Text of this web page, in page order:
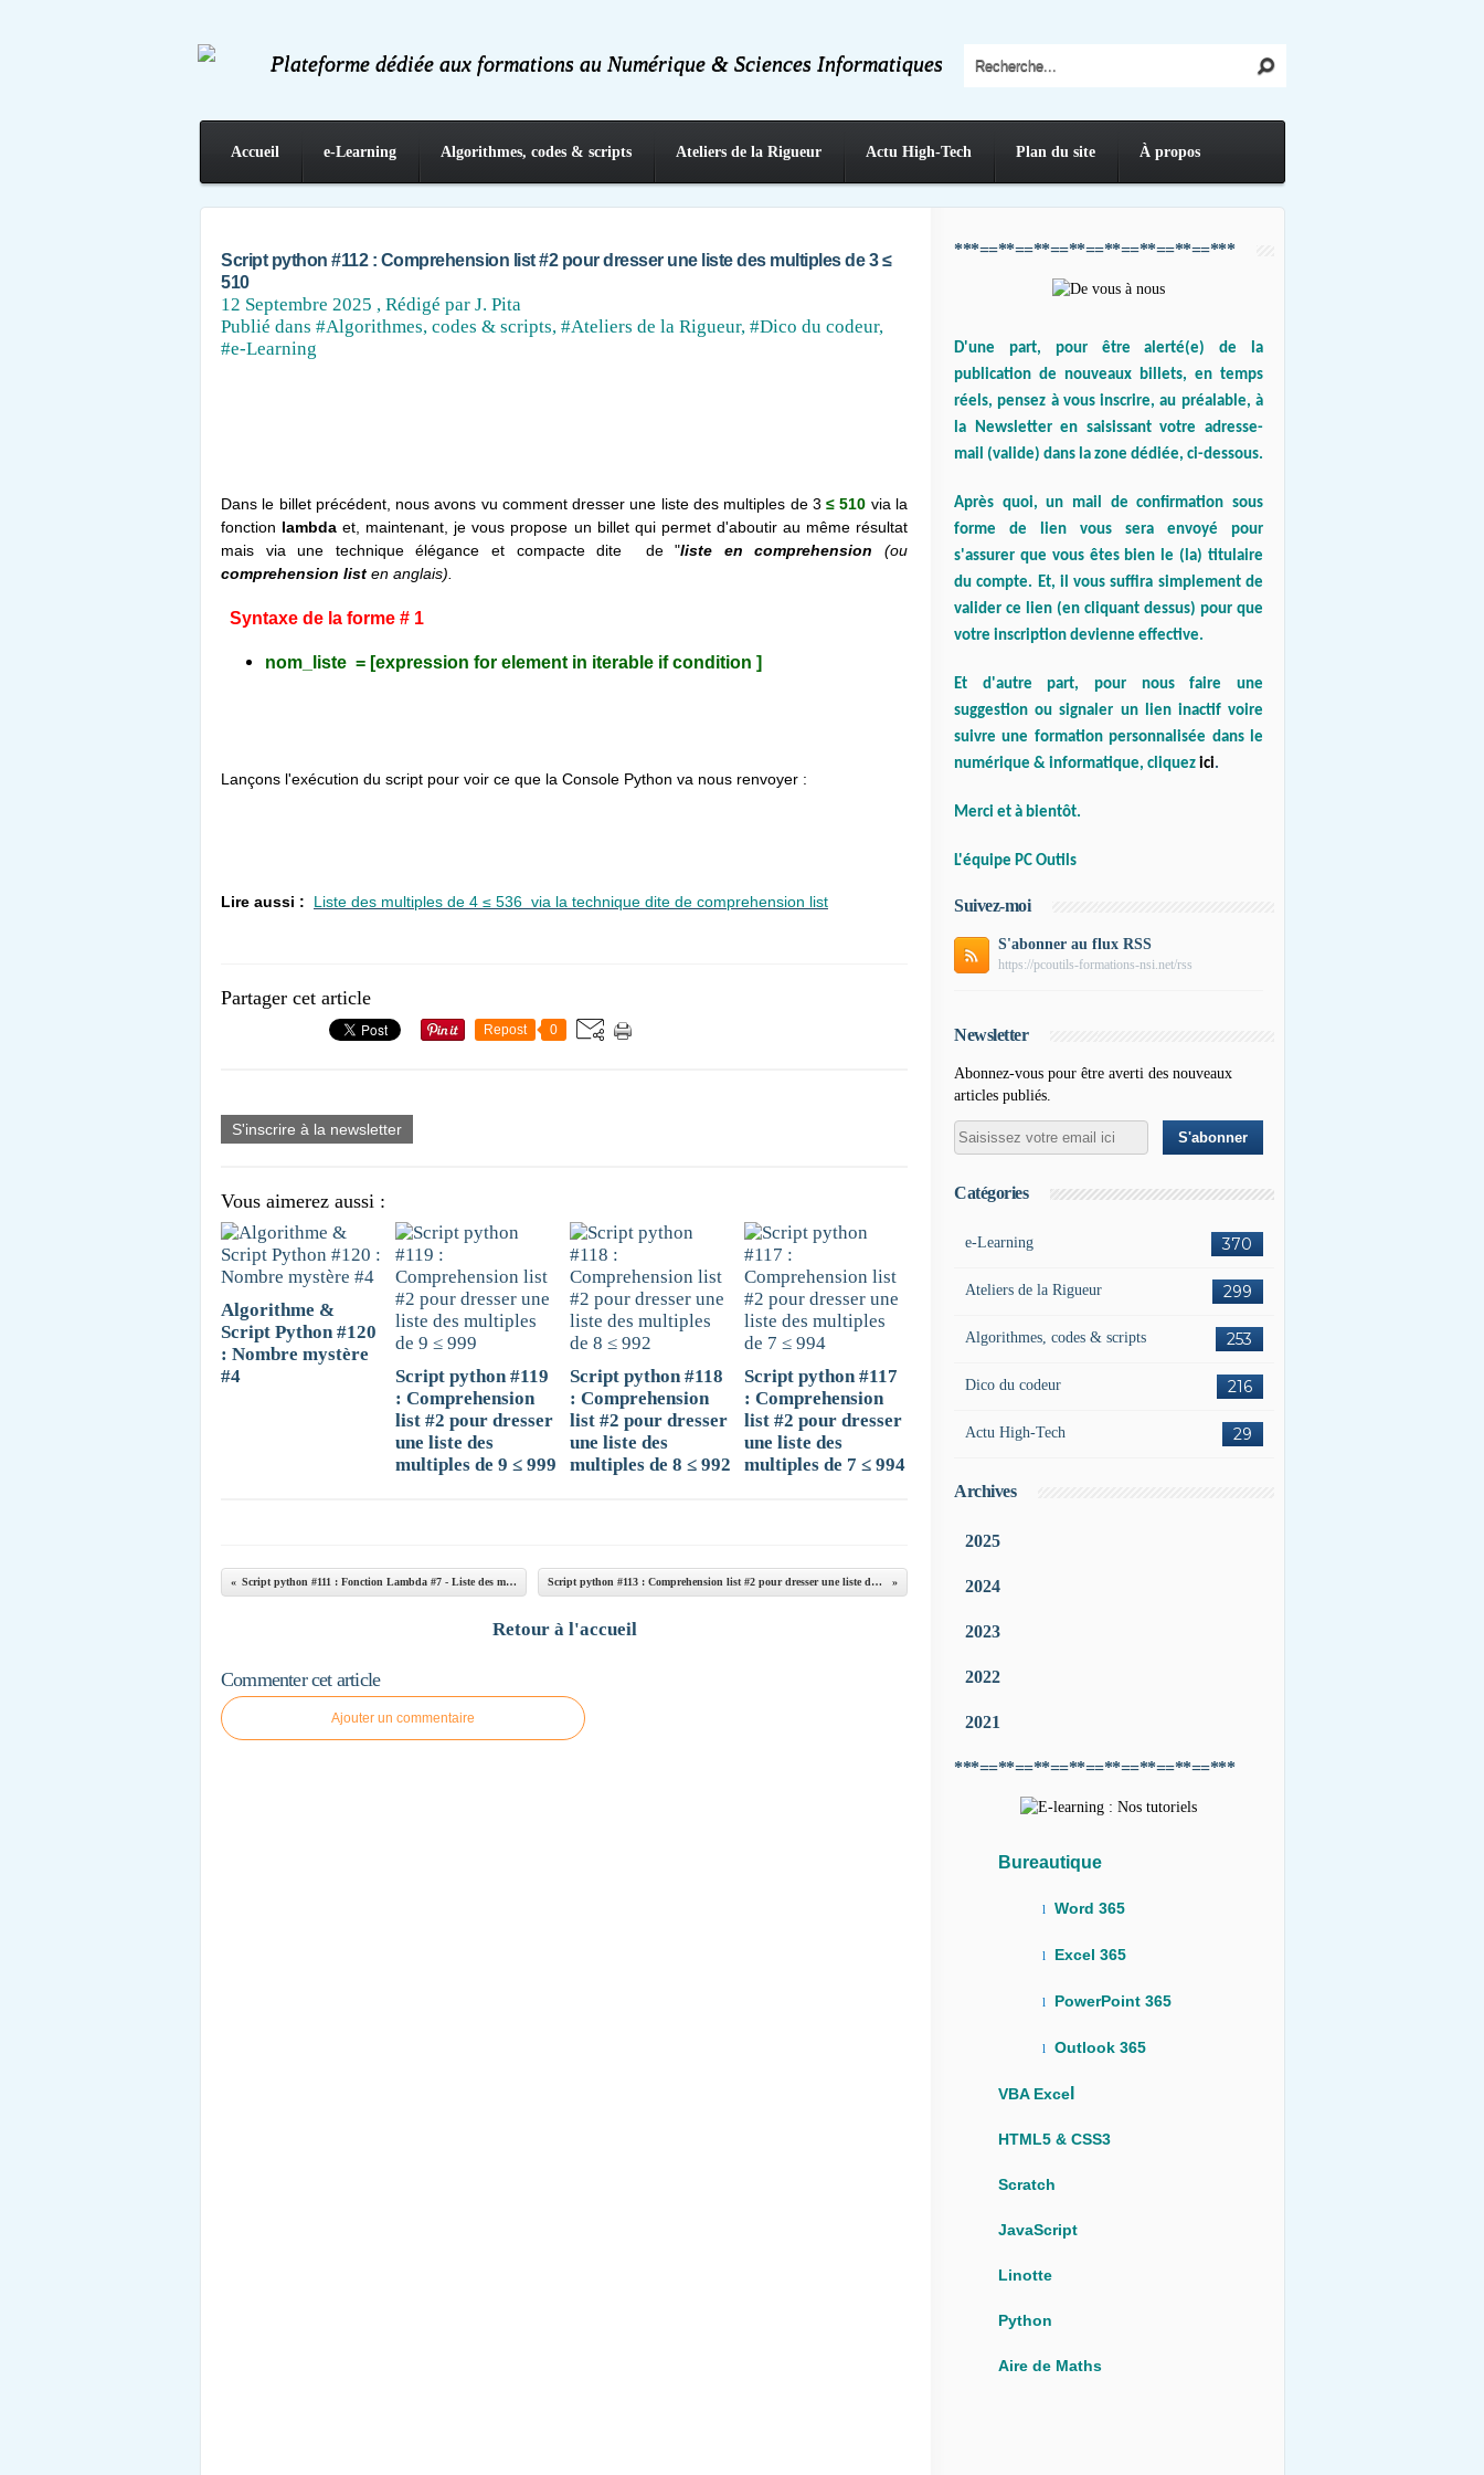
Plateforme dédiée aux formations au Numérique & Sciences Informatiques
Accueil e-Learning Algorithmes, codes & scripts Ateliers de la Rigueur Actu High-Tech Plan du site À propos
Script python #112 : Comprehension list #2 pour dresser une liste des multiples de 3 ≤
510
12 Septembre 2025 , Rédigé par J. Pita
Publié dans #Algorithmes, codes & scripts, #Ateliers de la Rigueur, #Dico du codeur,
#e-Learning
Dans le billet précédent, nous avons vu comment dresser une liste des multiples de 3 ≤ 510 via la
fonction lambda et, maintenant, je vous propose un billet qui permet d'aboutir au même résultat
mais via une technique élégance et compacte dite de "liste en comprehension (ou
comprehension list en anglais).
Syntaxe de la forme # 1
nom_liste = [expression for element in iterable if condition ]
Lançons l'exécution du script pour voir ce que la Console Python va nous renvoyer :
Lire aussi : Liste des multiples de 4 ≤ 536 via la technique dite de comprehension list
Partager cet article
Repost 0
S'inscrire à la newsletter
Vous aimerez aussi :
Algorithme &
Script Python #120
: Nombre mystère
#4
Script python #119
: Comprehension
list #2 pour dresser
une liste des
multiples de 9 ≤ 999
Script python #118
: Comprehension
list #2 pour dresser
une liste des
multiples de 8 ≤ 992
Script python #117
: Comprehension
list #2 pour dresser
une liste des
multiples de 7 ≤ 994
Script python #111 : Fonction Lambda #7 - Liste des multiples de 3 ≤ 510 Script python #113 : Comprehension list #2 pour dresser une liste des multiples de 4 ≤ 536
Retour à l'accueil
Commenter cet article
Ajouter un commentaire
***==**==**==**==**==**==**==***
D'une part, pour être alerté(e) de la
publication de nouveaux billets, en temps
réels, pensez à vous inscrire, au préalable, à
la Newsletter en saisissant votre adresse-
mail (valide) dans la zone dédiée, ci-dessous.
Après quoi, un mail de confirmation sous
forme de lien vous sera envoyé pour
s'assurer que vous êtes bien le (la) titulaire
du compte. Et, il vous suffira simplement de
valider ce lien (en cliquant dessus) pour que
votre inscription devienne effective.
Et d'autre part, pour nous faire une
suggestion ou signaler un lien inactif voire
suivre une formation personnalisée dans le
numérique & informatique, cliquez ici.
Merci et à bientôt.
L'équipe PC Outils
Suivez-moi
S'abonner au flux RSS
https://pcoutils-formations-nsi.net/rss
Newsletter
Abonnez-vous pour être averti des nouveaux
articles publiés.
Catégories
370
e-Learning
299
Ateliers de la Rigueur
253
Algorithmes, codes & scripts
216
Dico du codeur
29
Actu High-Tech
Archives
2025
2024
2023
2022
2021
***==**==**==**==**==**==**==***
Bureautique
l Word 365
l Excel 365
l PowerPoint 365
l Outlook 365
VBA Exce
HTML5 & CSS3
Scratch
JavaScript
Linotte
Python
Aire de Maths